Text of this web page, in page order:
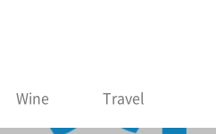
Wine Travel